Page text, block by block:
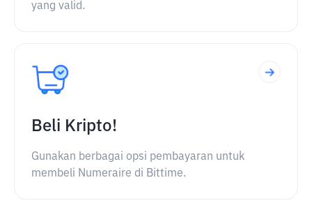
yang valid.
Beli Kripto!
Gunakan berbagai opsi pembayaran untuk
membeli Numeraire di Bittime.